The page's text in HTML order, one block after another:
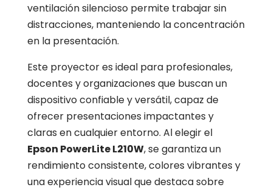
ventilación silencioso permite trabajar sin
distracciones, manteniendo la concentración
en la presentación.
Este proyector es ideal para profesionales,
docentes y organizaciones que buscan un
dispositivo confiable y versátil, capaz de
ofrecer presentaciones impactantes y
claras en cualquier entorno. Al elegir el
Epson PowerLite L210W, se garantiza un
rendimiento consistente, colores vibrantes y
una experiencia visual que destaca sobre